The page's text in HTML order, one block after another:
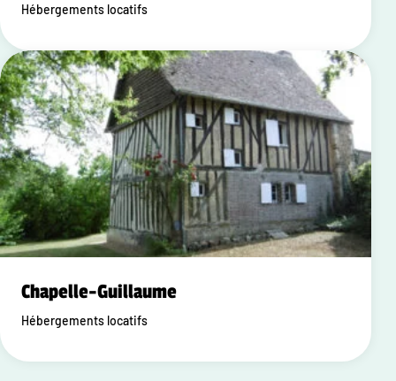
Hébergements locatifs
Chapelle-Guillaume
Hébergements locatifs